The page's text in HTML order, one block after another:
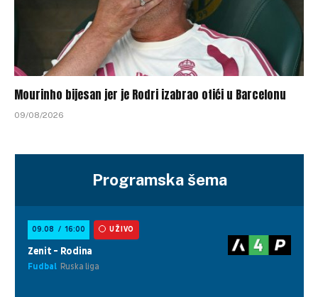
Mourinho bijesan jer je Rodri izabrao otići u Barcelonu
09/08/2026
Programska šema